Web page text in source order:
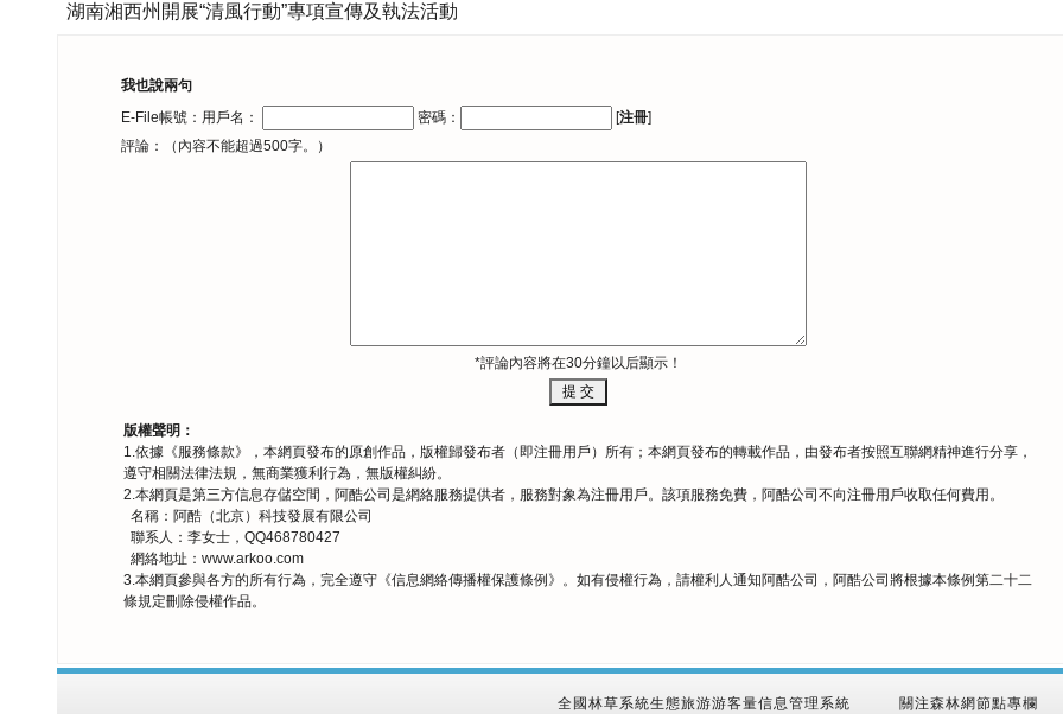
湖南湘西州開展“清風行動”專項宣傳及執法活動
我也說兩句
E-File帳號：用戶名：
密碼： [注冊]
評論：（內容不能超過500字。）
*評論內容將在30分鐘以后顯示！
版權聲明：
1.依據《服務條款》，本網頁發布的原創作品，版權歸發布者（即注冊用戶）所有；本網頁發布的轉載作品，由發布者按照互聯網精神進行分享，
遵守相關法律法規，無商業獲利行為，無版權糾紛。
2.本網頁是第三方信息存儲空間，阿酷公司是網絡服務提供者，服務對象為注冊用戶。該項服務免費，阿酷公司不向注冊用戶收取任何費用。
名稱：阿酷（北京）科技發展有限公司
聯系人：李女士，QQ468780427
網絡地址： www.arkoo.com
3.本網頁參與各方的所有行為，完全遵守《信息網絡傳播權保護條例 》。如有侵權行為，請權利人通知阿酷公司，阿酷公司將根據本條例第二十二
條規定刪除侵權作品。
全國林草系統生態旅游游客量信息管理系統
關注森林網節點專欄